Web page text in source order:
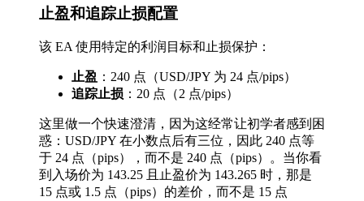
止盈和追踪止损配置
该 EA 使用特定的利润目标和止损保护：
止盈 ：240 点（USD/JPY 为 24 点/pips）
追踪止损 ：20 点（2 点/pips）
这里做一个快速澄清，因为这经常让初学者感到困
惑：USD/JPY 在小数点后有三位，因此 240 点等
于 24 点（pips），而不是 240 点（pips）。当你看
到入场价为 143.25 且止盈价为 143.265 时，那是
15 点或 1.5 点（pips）的差价，而不是 15 点